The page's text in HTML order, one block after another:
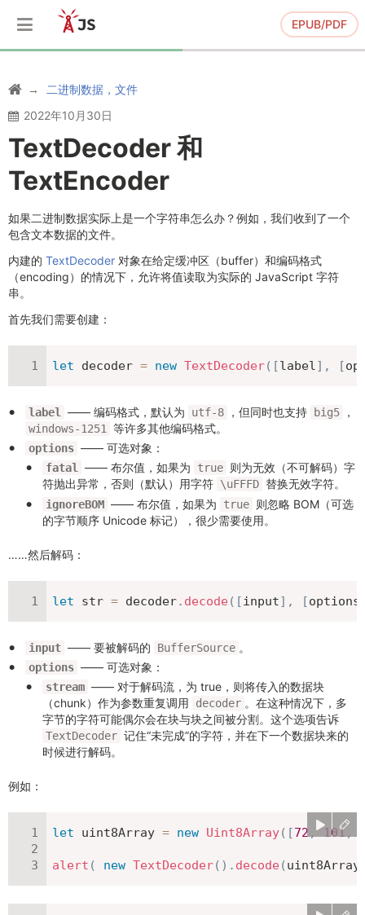
EPUB/PDF
二进制数据，文件
2022年10月30日
TextDecoder 和
TextEncoder
如果二进制数据实际上是一个字符串怎么办？例如，我们收到了一个
包含文本数据的文件。
内建的 TextDecoder 对象在给定缓冲区（buffer）和编码格式
（encoding）的情况下，允许将值读取为实际的 JavaScript 字符
串。
首先我们需要创建：
let decoder = new TextDecoder( [label] , [
label —— 编码格式，默认为 utf-8 ，但同时也支持 big5 ，
windows-1251 等许多其他编码格式。
options —— 可选对象：
fatal —— 布尔值，如果为 true 则为无效（不可解码）字
符抛出异常，否则（默认）用字符 \uFFFD 替换无效字符。
ignoreBOM —— 布尔值，如果为 true 则忽略 BOM（可选
的字节顺序 Unicode 标记），很少需要使用。
……然后解码：
let str = decoder. decode ( [input] , [options
input —— 要被解码的 BufferSource 。
options —— 可选对象：
stream —— 对于解码流，为 true，则将传入的数据块
（chunk）作为参数重复调用
decoder 。在这种情况下，多
字节的字符可能偶尔会在块与块之间被分割。这个选项告诉
TextDecoder 记住“未完成”的字符，并在下一个数据块来的
时候进行解码。
例如：
let uint8Array = new Uint8Array( [72 , 101 ,
alert ( new TextDecoder( ) . decode (uint8Array